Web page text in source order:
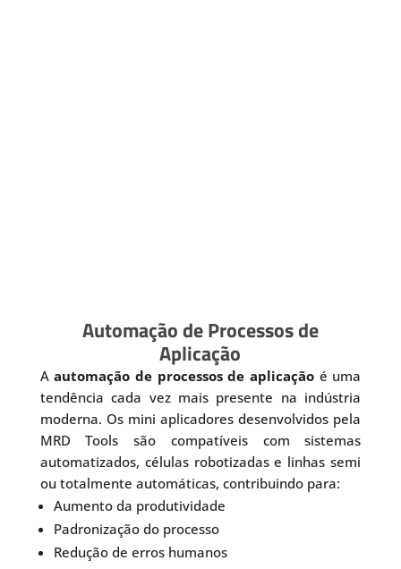
Automação de Processos de
Aplicação
Aautomação de processos de aplicaçãoé uma
tendência cada vez mais presente na indústria
moderna. Os mini aplicadores desenvolvidos pela
MRD Tools são compatíveis com sistemas
automatizados, células robotizadas e linhas semi
ou totalmente automáticas, contribuindo para:
Aumento da produtividade
Padronização do processo
Redução de erros humanos